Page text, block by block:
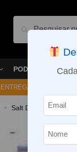
Pesquisar
PODS
ENTREGA NO MESMO
» Salt Doces e